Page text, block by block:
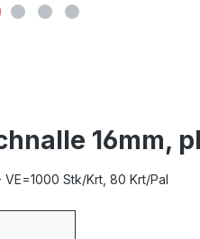
16mm,
Stk/Krt, 80 Krt/Pal